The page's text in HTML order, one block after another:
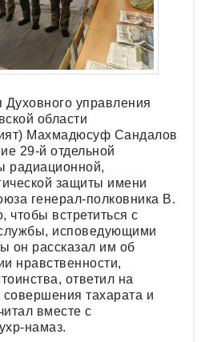
управления
области
Махмадюсуф Сандалов
29-й отдельной
радиационной,
защиты имени
генерал-полковника В.
чтобы встретиться с
исповедующими
он рассказал им об
нравственности,
ответил на
тахарата и
вместе с
намаз.